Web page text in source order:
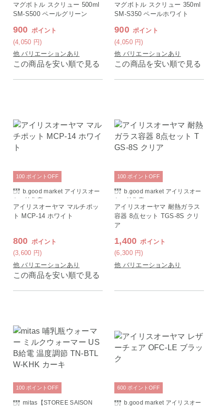
マグボトル スクリュー 500ml
SM-S500 ペールグリーン
900 ポイント
(4,050 円)
他 バリエーションあり
この商品を安い順で見る
マグボトル スクリュー 350ml
SM-S350 ペールホワイト
900 ポイント
(4,050 円)
他 バリエーションあり
この商品を安い順で見る
b.good market アイリスオー
ヤマ特集店
アイリスオーヤマ マルチポッ
ト MCP-14 ホワイト
800 ポイント
(3,600 円)
100 ポイント OFF
他 バリエーションあり
この商品を安い順で見る
b.good market アイリスオー
ヤマ特集店
アイリスオーヤマ 耐熱ガラス
容器 8点セット TGS-8S クリ
ア
1,400 ポイント
(6,300 円)
100 ポイント OFF
他 バリエーションあり
mitas【STOREE SAISON
100 ポイント OFF
b.good market アイリスオー
600 ポイント OFF